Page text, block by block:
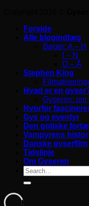
Forside
Alle blogindlæg
Bøger: A – H
I – N
O – Å
Stephen King
Hvad er en
Gyseren:
Hvorfor
Gys og eventyr
Den gotiske
Vampyrens
Danske gyserfilm
Tidslinje
Om Gyseren